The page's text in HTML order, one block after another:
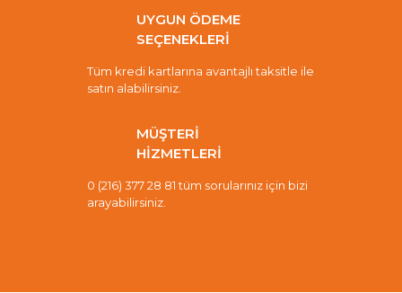
UYGUN ÖDEME
SEÇENEKLERİ
Tüm kredi kartlarına avantajlı taksitle ile
satın alabilirsiniz.
MÜŞTERİ
HİZMETLERİ
0 (216) 377 28 81 tüm sorularınız için bizi
arayabilirsiniz.